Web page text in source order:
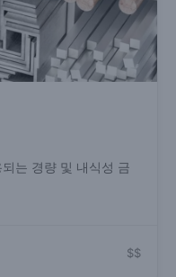
는 경량 및 내식성 금
$$